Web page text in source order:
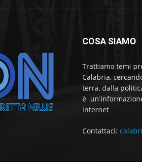
COSA SIAMO
Trattiamo temi
Calabria,
terra, dalla
è
internet
Contattaci: